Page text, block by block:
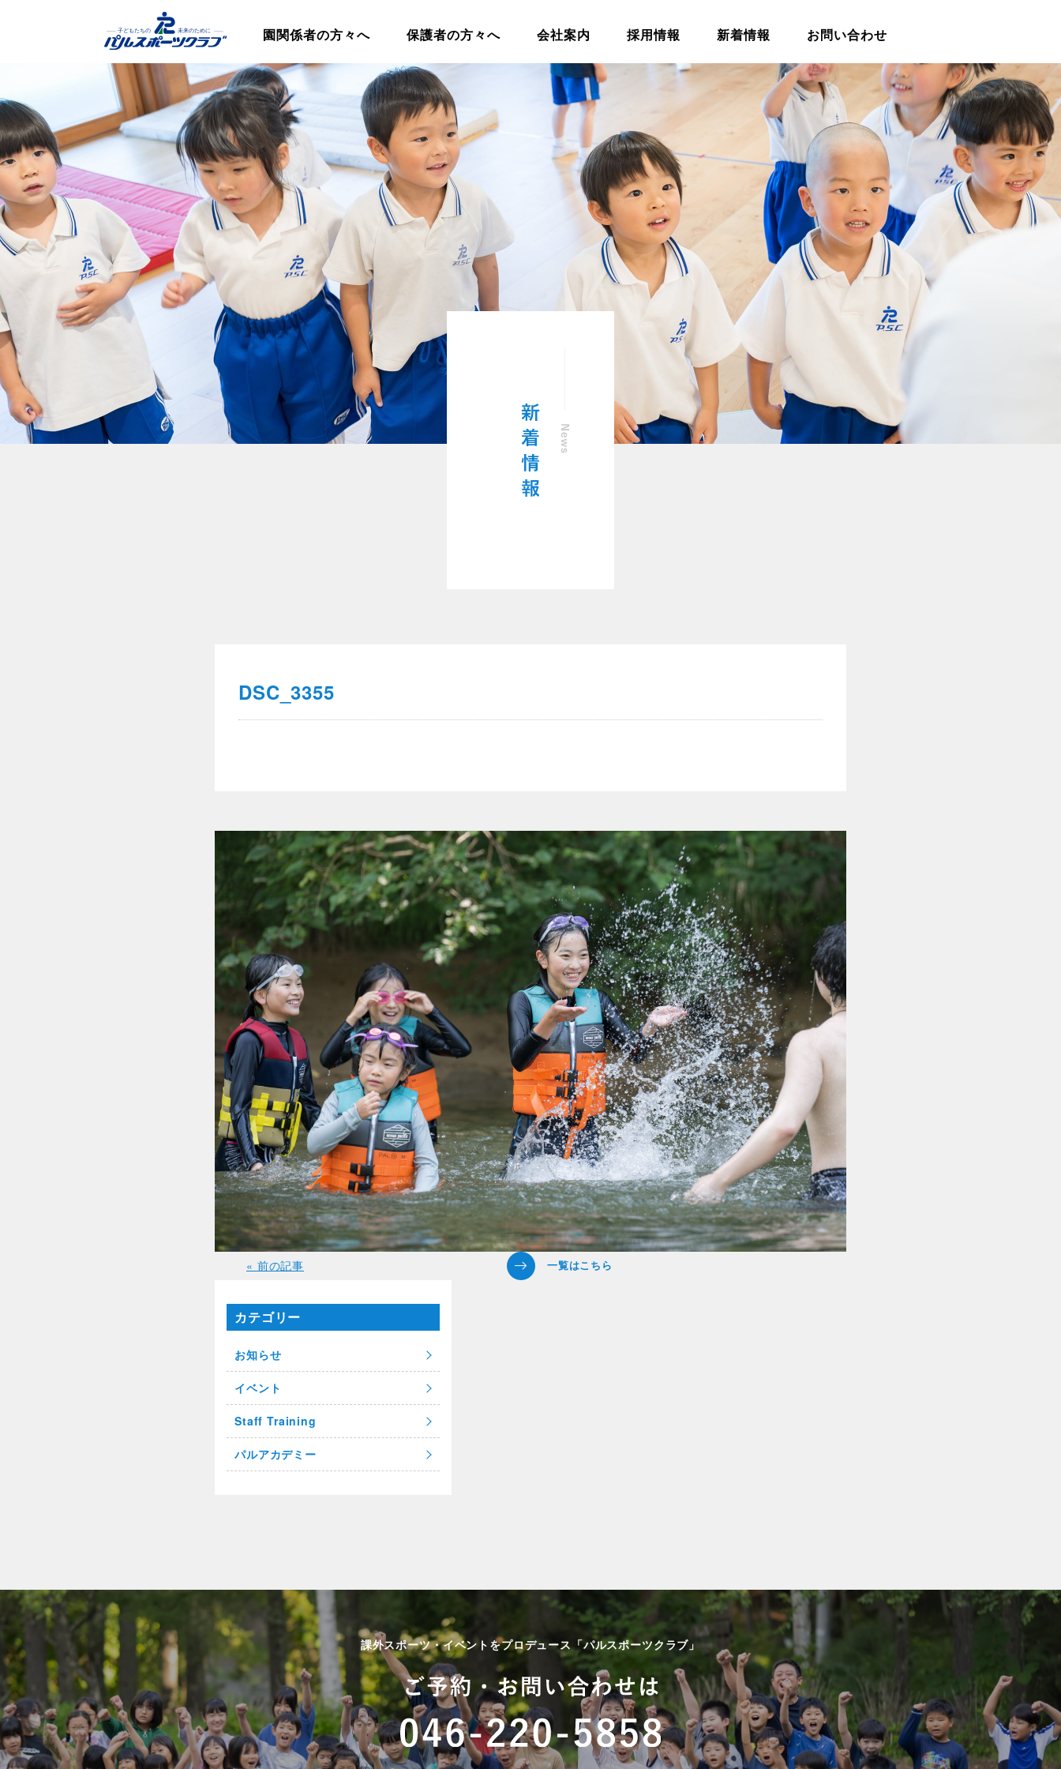
園関係者の方々へ 保護者の方々へ 会社案内 採用情報 新着情報 お問い合わせ
DSC_3355
« 前の記事
カテゴリー
お知らせ
イベント
Staff Training
パルアカデミー
課外スポーツ・イベントをプロデュース「パルスポーツクラブ」